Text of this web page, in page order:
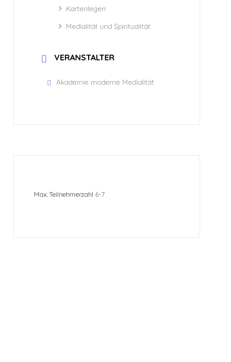
Kartenlegen
Medialität und Spiritualität
VERANSTALTER
Akademie moderne Medialität
Max. Teilnehmerzahl 6-7